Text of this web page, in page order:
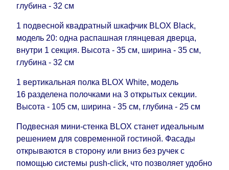
доставки товара на дом клиенту.
глубина - 32 см
1 подвесной квадратный шкафчик BLOX Black,
модель 20: одна распашная глянцевая дверца,
внутри 1 секция. Высота - 35 см, ширина - 35 см,
глубина - 32 см
1 вертикальная полка BLOX White, модель
16 разделена полочками на 3 открытых секции.
Высота - 105 см, ширина - 35 см, глубина - 25 см
Подвесная мини-стенка BLOX станет идеальным
решением для современной гостиной. Фасады
открываются в сторону или вниз без ручек с
помощью системы push-click, что позволяет удобно